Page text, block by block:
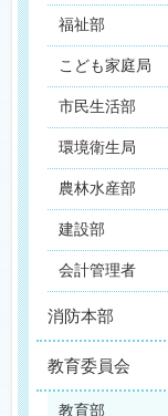
福祉部
こども家庭局
市民生活部
環境衛生局
農林水産部
建設部
会計管理者
消防本部
教育委員会
教育部